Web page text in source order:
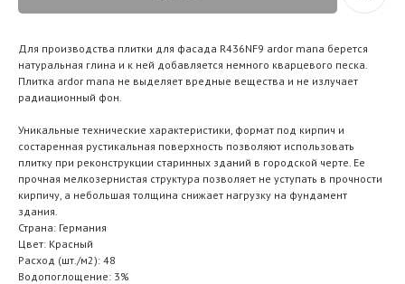
Для производства плитки для фасада R436NF9 ardor mana берется
натуральная глина и к ней добавляется немного кварцевого песка.
Плитка ardor mana не выделяет вредные вещества и не излучает
радиационный фон.
Уникальные технические характеристики, формат под кирпич и
состаренная рустикальная поверхность позволяют использовать
плитку при реконструкции старинных зданий в городской черте. Ее
прочная мелкозернистая структура позволяет не уступать в прочности
кирпичу, а небольшая толщина снижает нагрузку на фундамент
здания.
Страна: Германия
Цвет: Красный
Расход (шт./м2): 48
Водопоглощение: 3%